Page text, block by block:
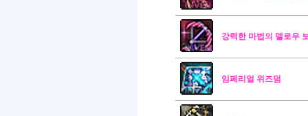
강력한 마법의 델로우
임페리얼 위즈덤